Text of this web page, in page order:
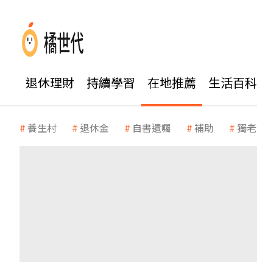
退休理財 持續學習 在地推薦 生活百科
養生村 退休金 自書遺囑 補助 獨老